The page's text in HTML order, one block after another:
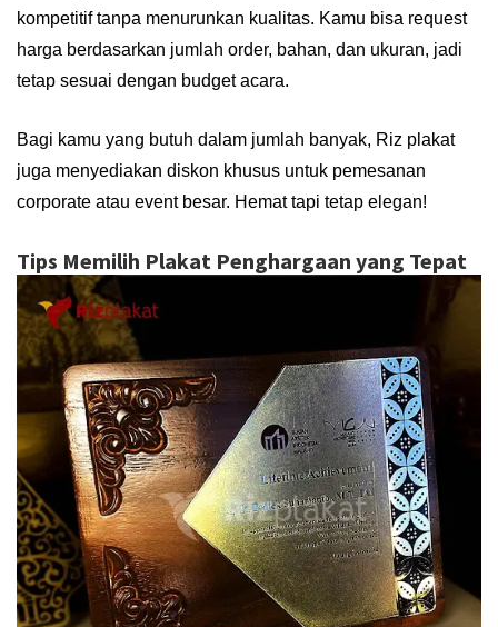
kompetitif tanpa menurunkan kualitas. Kamu bisa request
harga berdasarkan jumlah order, bahan, dan ukuran, jadi
tetap sesuai dengan budget acara.
Bagi kamu yang butuh dalam jumlah banyak, Riz plakat
juga menyediakan diskon khusus untuk pemesanan
corporate atau event besar. Hemat tapi tetap elegan!
Tips Memilih Plakat Penghargaan yang Tepat